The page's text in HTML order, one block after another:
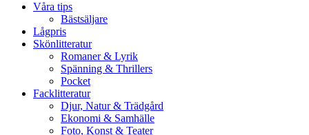
Våra tips
Bästsäljare
Lågpris
Skönlitteratur
Romaner & Lyrik
Spänning & Thrillers
Pocket
Facklitteratur
Djur, Natur & Trädgård
Ekonomi & Samhälle
Foto, Konst & Teater